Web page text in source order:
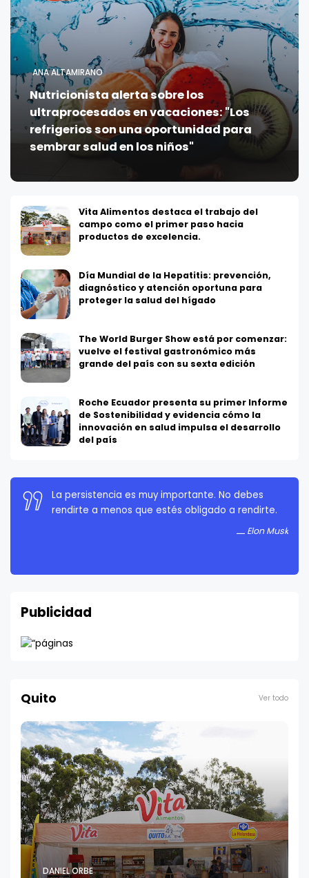
ANA ALTAMIRANO
Nutricionista alerta sobre los
ultraprocesados en vacaciones: "Los
refrigerios son una oportunidad para
sembrar salud en los niños"
Vita Alimentos destaca el trabajo del
campo como el primer paso hacia
productos de excelencia.
Día Mundial de la Hepatitis: prevención,
diagnóstico y atención oportuna para
proteger la salud del hígado
The World Burger Show está por comenzar:
vuelve el festival gastronómico más
grande del país con su sexta edición
Roche Ecuador presenta su primer Informe
de Sostenibilidad y evidencia cómo la
innovación en salud impulsa el desarrollo
del país
La persistencia es muy importante. No debes
rendirte a menos que estés obligado a rendirte.
Elon Musk
Publicidad
Quito Ver todo
DANIEL ORBE